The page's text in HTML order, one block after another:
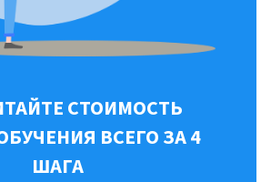
СТОИМОСТЬ
ВСЕГО ЗА 4
ШАГА